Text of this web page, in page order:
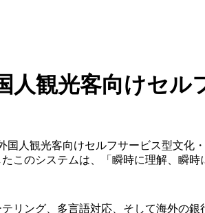
人観光客向けセ
国人観光客向けセルフサービス型文化
このシステムは、「瞬時に理解、瞬
リング、多言語対応、そして海外の